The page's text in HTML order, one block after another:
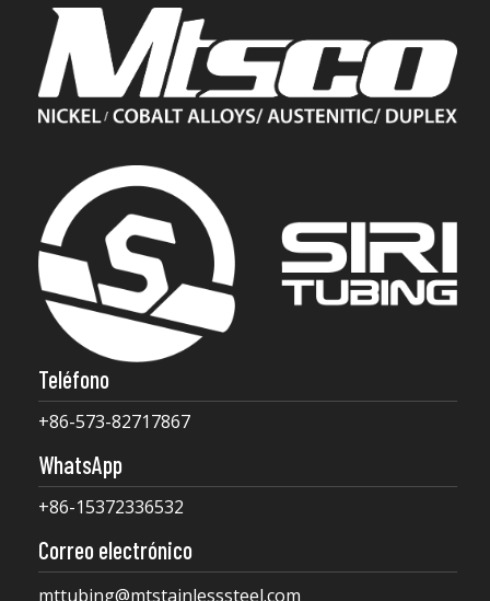
Teléfono
+86-573-82717867
WhatsApp
+86-15372336532
Correo electrónico
mttubing@mtstainlesssteel.com